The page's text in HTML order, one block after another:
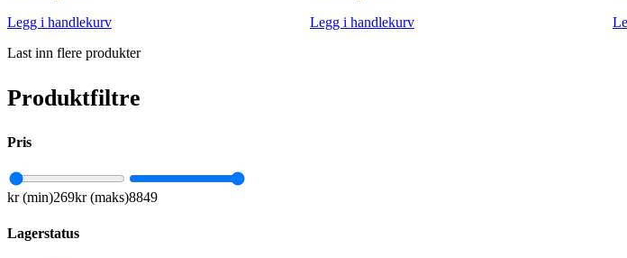
Legg i handlekurv
Legg i handlekurv
Last inn flere produkter
Produktfiltre
Pris
kr (min)269kr (maks)8849
Lagerstatus